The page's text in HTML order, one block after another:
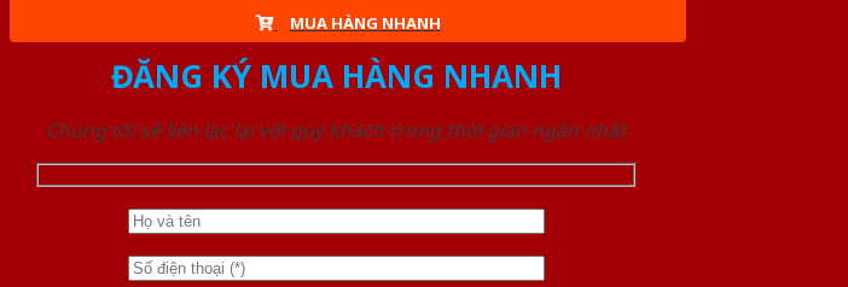
MUA HÀNG NHANH
ĐĂNG KÝ MUA HÀNG NHANH
Chúng tôi sẽ liên lạc lại với quý khách trong thời gian ngắn nhất